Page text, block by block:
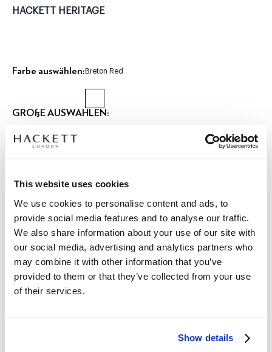
This website uses cookies
We use cookies to personalise content and ads, to
provide social media features and to analyse our traffic.
We also share information about your use of our site with
our social media, advertising and analytics partners who
may combine it with other information that you’ve
provided to them or that they’ve collected from your use
of their services.
Show details
HACKETT HERITAGE
Farbe auswählen: Breton Red
GRÖßE AUSWÄHLEN:
XS S
Größe des Models:1.86 m
ARTIKEL DETAILS
HM5000077
- Hackett Heritage
-Classic Fit
LIEFERUNG UND RÜCKGABE
Kostenlose Lieferung und Rückgabe
FREE Click & Collect 4-5 Werktage
JETZT ABONNIERENund genießen Sie 10 % Rabatt auf Ihren